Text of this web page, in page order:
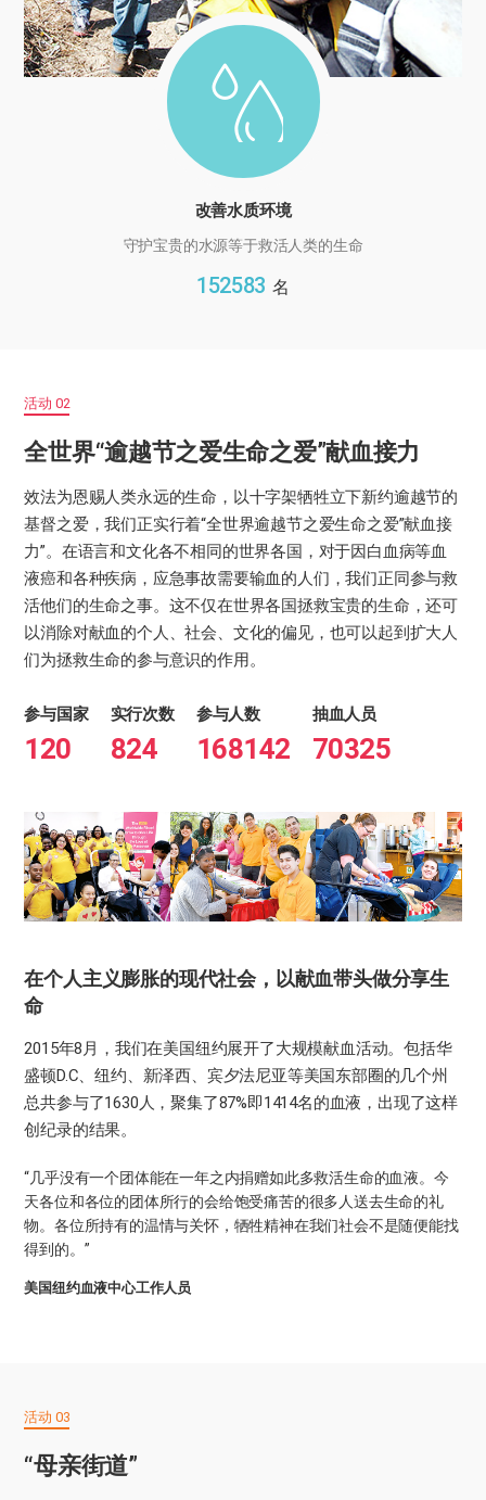
改善水质环境
守护宝贵的水源等于救活人类的生命
152583 名
活动 02
全世界“逾越节之爱生命之爱”献血接力
效法为恩赐人类永远的生命，以十字架牺牲立下新约逾越节的
基督之爱，我们正实行着“全世界逾越节之爱生命之爱”献血接
力”。在语言和文化各不相同的世界各国，对于因白血病等血
液癌和各种疾病，应急事故需要输血的人们，我们正同参与救
活他们的生命之事。这不仅在世界各国拯救宝贵的生命，还可
以消除对献血的个人、社会、文化的偏见，也可以起到扩大人
们为拯救生命的参与意识的作用。
参与国家
120
实行次数
824
参与人数
168142
抽血人员
70325
在个人主义膨胀的现代社会，以献血带头做分享生
命
2015年8月，我们在美国纽约展开了大规模献血活动。包括华
盛顿D.C、纽约、新泽西、宾夕法尼亚等美国东部圈的几个州
总共参与了1630人，聚集了87%即1414名的血液，出现了这样
创纪录的结果。
“几乎没有一个团体能在一年之内捐赠如此多救活生命的血液。今
天各位和各位的团体所行的会给饱受痛苦的很多人送去生命的礼
物。各位所持有的温情与关怀，牺牲精神在我们社会不是随便能找
得到的。”
美国纽约血液中心工作人员
活动 03
“母亲街道”